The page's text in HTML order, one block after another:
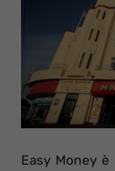
Easy Money